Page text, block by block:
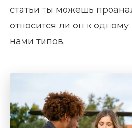
статьи ты можешь
относится ли он к
нами типов.